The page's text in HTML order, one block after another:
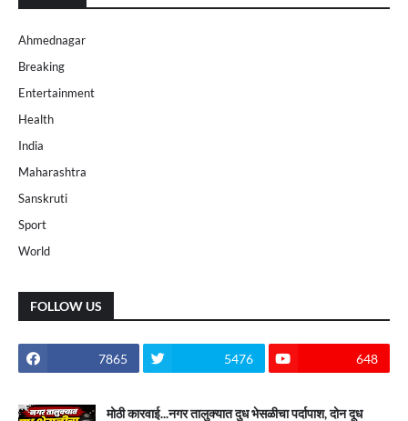
Ahmednagar
Breaking
Entertainment
Health
India
Maharashtra
Sanskruti
Sport
World
FOLLOW US
7865 5476 648
मोठी कारवाई...नगर तालुक्यात दुध भेसळीचा पर्दापाश, दोन दूध